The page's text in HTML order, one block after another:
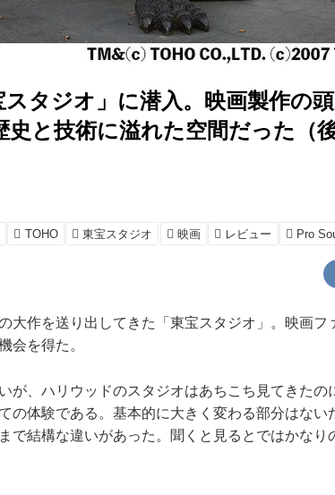
スタジオ」に潜入。映画製作の
史と技術に溢れた空間だった（
TOHO 東宝スタジオ 映画 レビュー Pro
大作を送り出してきた「東宝スタジオ」。映画フ
会を得た。
が、ハリウッドのスタジオはあちこち見てきたの
の体験である。基本的に大きく変わる部分はない
で結構な違いがあった。聞くと見るとではかなり